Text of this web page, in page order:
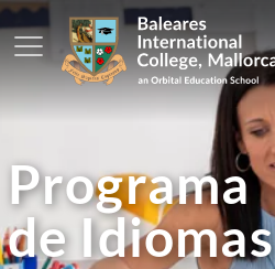
Menú prinicpal
Programa
de Idiomas